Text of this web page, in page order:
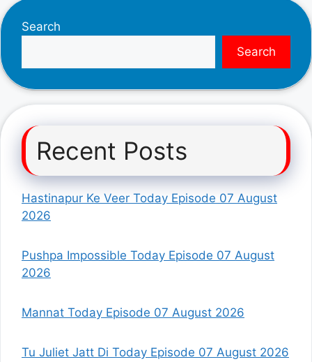
Search
Search
Recent Posts
Hastinapur Ke Veer Today Episode 07 August
2026
Pushpa Impossible Today Episode 07 August
2026
Mannat Today Episode 07 August 2026
Tu Juliet Jatt Di Today Episode 07 August 2026